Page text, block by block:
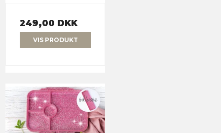
249,00 DKK
VIS PRODUKT